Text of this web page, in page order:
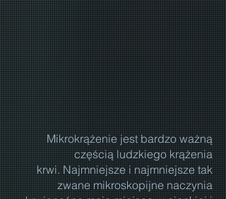
Mikrokrążenie jest bardzo ważną
częścią ludzkiego krążenia
krwi. Najmniejsze i najmniejsze tak
zwane mikroskopijne naczynia